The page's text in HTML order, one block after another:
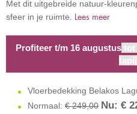
Met dit uitgebreide natuur-
sfeer in je ruimte. Lees meer
Profiteer t/m 16 augustus tot
Vloerbedekking Belakos
Normaal: € 249,00 Nu: €